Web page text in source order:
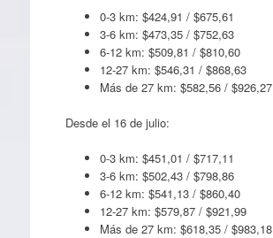
0-3 km: $424,91 / $675,61
3-6 km: $473,35 / $752,63
6-12 km: $509,81 / $810,60
12-27 km: $546,31 / $868,63
Más de 27 km: $582,56 / $926,27
Desde el 16 de julio:
0-3 km: $451,01 / $717,11
3-6 km: $502,43 / $798,86
6-12 km: $541,13 / $860,40
12-27 km: $579,87 / $921,99
Más de 27 km: $618,35 / $983,18